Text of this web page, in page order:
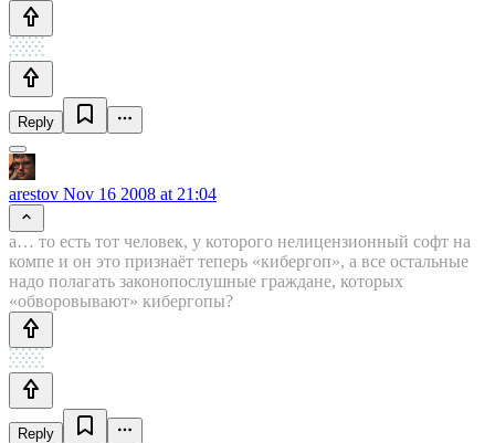
Reply
arestov Nov 16 2008 at 21:04
а… то есть тот человек, у которого нелицензионный софт на
компе и он это признаёт теперь «кибергоп», а все остальные
надо полагать законопослушные граждане, которых
«обворовывают» кибергопы?
Reply